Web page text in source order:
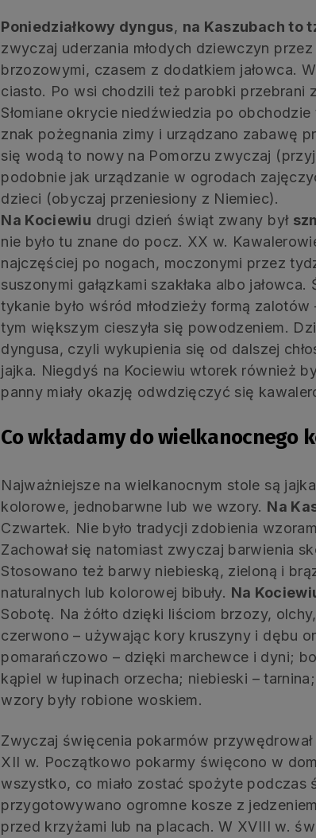
Poniedziałkowy dyngus, na Kaszubach to
zwyczaj uderzania młodych dziewczyn przez
brzozowymi, czasem z dodatkiem jałowca.
ciasto. Po wsi chodzili też parobki przebrani
Słomiane okrycie niedźwiedzia po
znak pożegnania zimy i urządzano zabawę
się wodą to nowy na Pomorzu zwyczaj
podobnie jak urządzanie w ogrodach
dzieci (obyczaj przeniesiony z Niemiec).
Na Kociewiu drugi dzień świąt zwany był
nie było tu znane do pocz. XX w.
najczęściej po nogach, moczonymi przez
suszonymi gałązkami szakłaka albo
tykanie było wśród młodzieży formą zalotów
tym większym cieszyła się powodzeniem.
dyngusa, czyli wykupienia się od dalszej
jajka. Niegdyś na Kociewiu wtorek również
panny miały okazję odwdzięczyć się
Co wkładamy do wielkanocnego
Najważniejsze na wielkanocnym stole są
kolorowe, jednobarwne lub we wzory. Na
Czwartek. Nie było tradycji zdobienia
Zachował się natomiast zwyczaj barwienia
Stosowano też barwy niebieską, zieloną i
naturalnych lub kolorowej bibuły. Na
Sobotę. Na żółto dzięki liściom brzozy, olchy,
czerwono – używając kory kruszyny i dębu
pomarańczowo – dzięki marchewce i dyni;
kąpiel w łupinach orzecha; niebieski –
wzory były robione woskiem.
Zwyczaj święcenia pokarmów
XII w. Początkowo pokarmy święcono w
wszystko, co miało zostać spożyte podczas
przygotowywano ogromne kosze z
przed krzyżami lub na placach. W XVIII w.